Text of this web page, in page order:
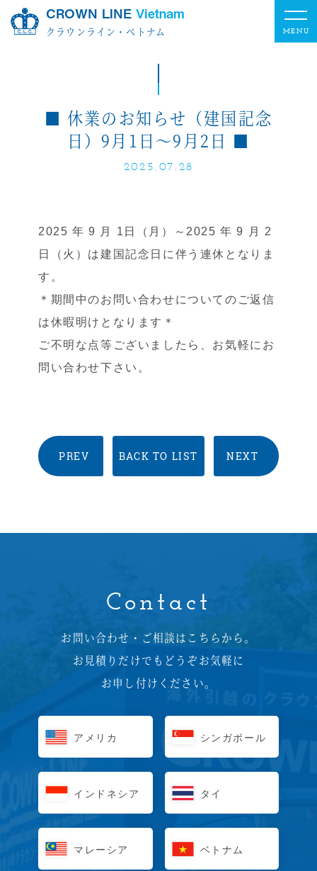
CROWN LINE Vietnam
クラウンライン・ベトナム
■ 休業のお知らせ（建国記念
日）9月1日～9月2日 ■
2025.07.28
2025 年 9 月 1日（月）～2025 年 9 月 2
日（火）は建国記念日に伴う連休となりま
す。
＊期間中のお問い合わせについてのご返信
は休暇明けとなります＊
ご不明な点等ございましたら、お気軽にお
問い合わせ下さい。
PREV BACK TO LIST NEXT
Contact
お問い合わせ・ご相談はこちらから。
お見積りだけでもどうぞお気軽に
お申し付けください。
アメリカ シンガポール
インドネシア タイ
マレーシア ベトナム